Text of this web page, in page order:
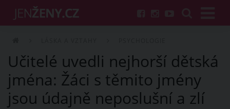
Učitelé uvedli nejhorší dětská
jména: Žáci s těmito jmény
jsou údajně neposlušní a zlí